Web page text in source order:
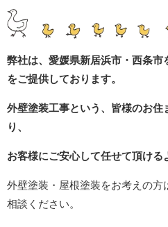
弊社は、愛媛県新居浜市・西条
をご提供しております。
外壁塗装工事という、皆様のお住
り、
お客様にご安心して任せて頂ける
外壁塗装・屋根塗装をお考えの
相談ください。